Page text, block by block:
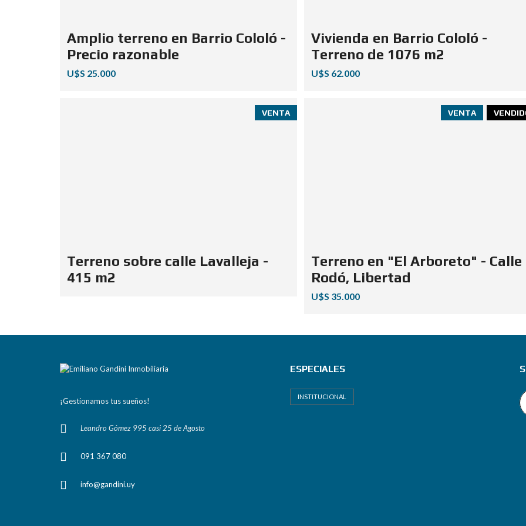
Amplio terreno en Barrio Cololó -
Precio razonable
U$S 25.000
Vivienda en Barrio Cololó -
Terreno de 1076 m2
U$S 62.000
VENTA
Terreno sobre calle Lavalleja -
415 m2
VENTA
Terreno en "El Arboreto" - Calle
Rodó, Libertad
U$S 35.000
¡Gestionamos tus sueños!
Leandro Gómez 995 casi 25 de Agosto
091 367 080
info@gandini.uy
ESPECIALES
INSTITUCIONAL